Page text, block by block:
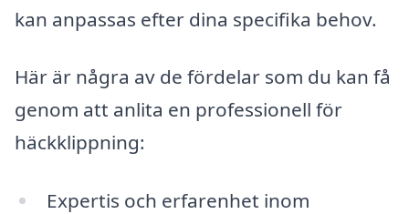
kan anpassas efter dina specifika behov.
Här är några av de fördelar som du kan få
genom att anlita en professionell för
häckklippning:
Expertis och erfarenhet inom